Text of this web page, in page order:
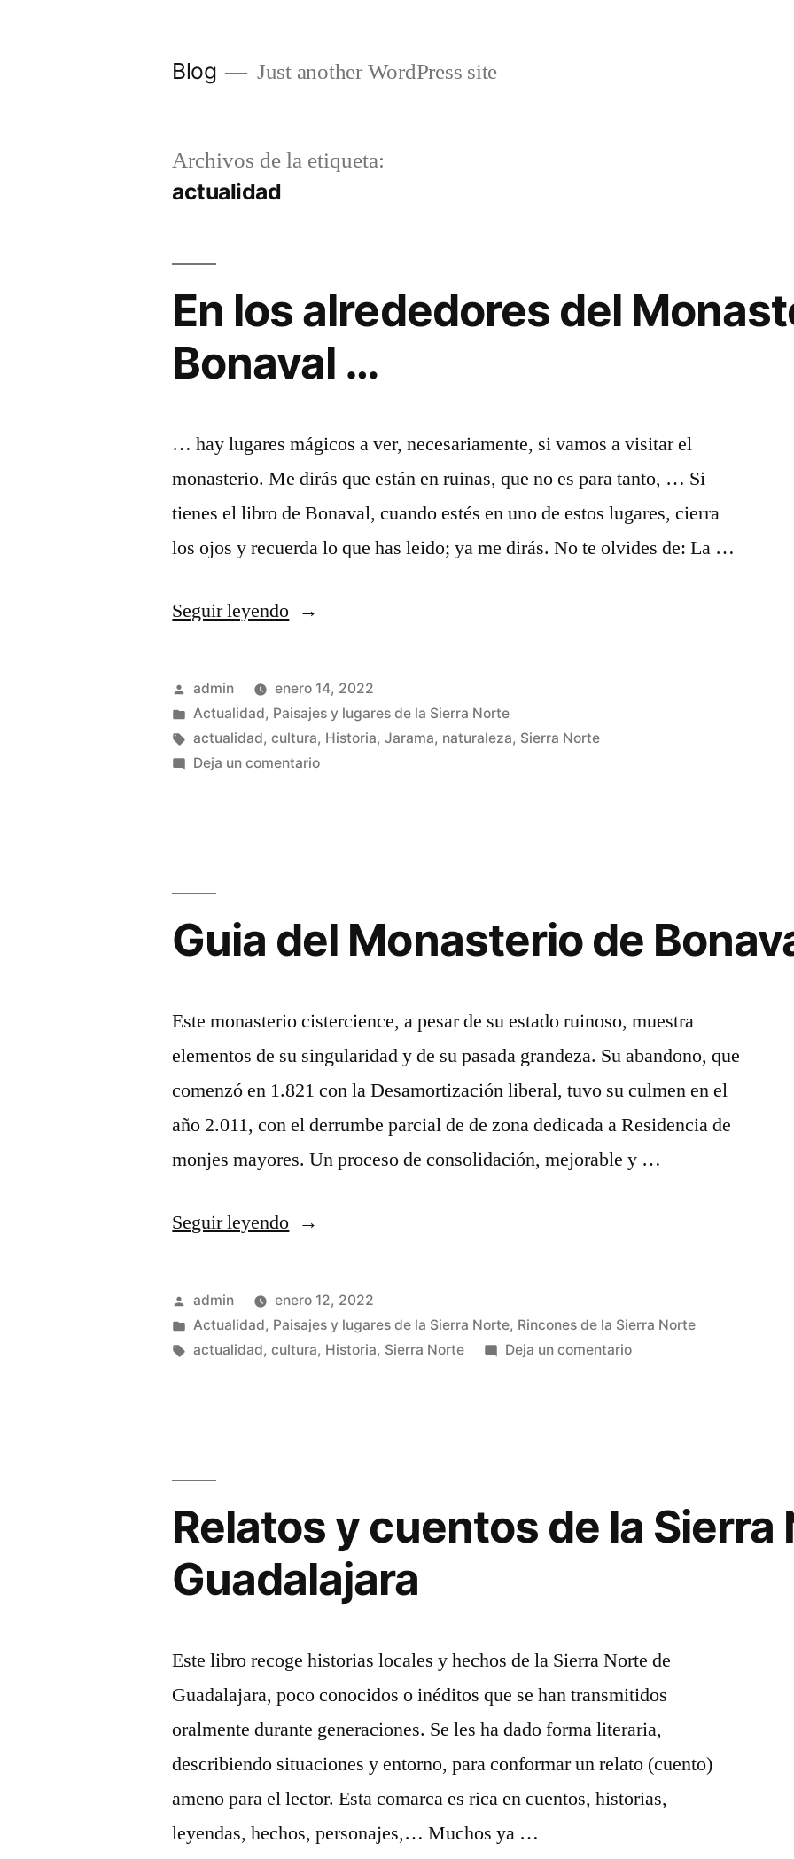
Blog Just another WordPress site
Archivos de la etiqueta:
actualidad
En los alrededores del
Bonaval …
… hay lugares mágicos a ver, necesariamente, si vamos a visitar el
monasterio. Me dirás que están en ruinas, que no es para tanto, … Si
tienes el libro de Bonaval, cuando estés en uno de estos lugares, cierra
los ojos y recuerda lo que has leido; ya me dirás. No te olvides de: La …
Seguir leyendo«En
alrededores
del
Monasterio
Publicado
por
admin
enero 14, 2022
Publicado
en
Actualidad, Paisajes y lugares de la Sierra Norte
Etiquetas:
actualidad,cultura, Historia,Jarama, naturaleza, Sierra Norte
Deja un comentarioen
Bonaval
…
Guia del Monasterio de
Este monasterio cistercience, a pesar de su estado ruinoso, muestra
elementos de su singularidad y de su pasada grandeza. Su abandono, que
comenzó en 1.821 con la Desamortización liberal, tuvo su culmen en el
año 2.011, con el derrumbe parcial de de zona dedicada a Residencia de
monjes mayores. Un proceso de consolidación, mejorable y …
Seguir leyendo«Guia
Monasterio
de
Bonaval»
Publicado
por
admin
enero 12, 2022
Publicado
en
Actualidad, Paisajes y lugares de la Sierra Norte, Rincones de la Sierra Norte
Etiquetas:
actualidad,cultura, Historia, Sierra Norte Deja un comentarioen
Relatos y cuentos de la Sierra
Guadalajara
Este libro recoge historias locales y hechos de la Sierra Norte de
Guadalajara, poco conocidos o inéditos que se han transmitidos
oralmente durante generaciones. Se les ha dado forma literaria,
describiendo situaciones y entorno, para conformar un relato (cuento)
ameno para el lector. Esta comarca es rica en cuentos, historias,
leyendas, hechos, personajes,… Muchos ya …